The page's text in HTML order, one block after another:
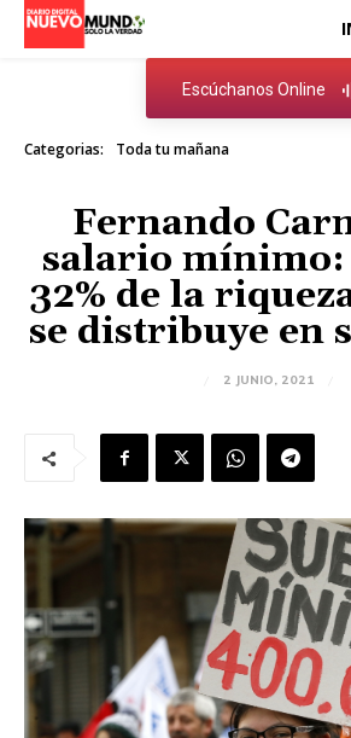
Escúchanos Online
Categorias: Toda tu mañana
Fernando
salario mínimo:
32% de la
se distribuye en
2 JUNIO, 2021